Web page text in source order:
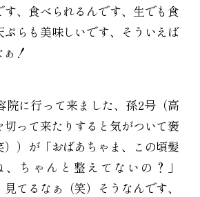
す、食べられるんです、生でも食
ぷらも美味しいです、そういえば
！
院に行って来ました、孫2号（高
って来たりすると気がついて褒
））が「おばあちゃま、この頃髪
ちゃんと整えてないの？」
てるなぁ（笑）そうなんです、